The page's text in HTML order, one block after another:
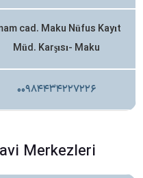
cad. Maku Nüfus Kayıt
Müd. Karşısı- Maku
۰۰۹۸۴۴۳۴۲۲۷۲۲۶
Merkezleri